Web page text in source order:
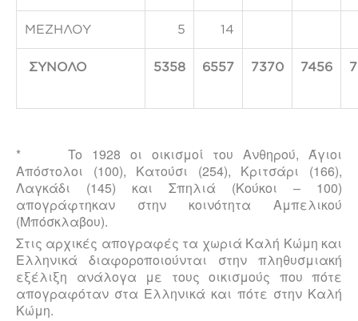
ΜΕΖΗΛΟΥ 5 14
ΣΥΝΟΛΟ 5358 6557 7370 7456
* To 1928 oι οικισμοί του Ανθηρού, Άγιοι
Απόστολοι (100), Κατούσι (254), Κριτσάρι (166),
Λαγκάδι (145) και Σπηλιά (Κούκοι – 100)
απογράφτηκαν στην κοινότητα Αμπελικού
(Μπόσκλαβου).
Στις αρχικές απογραφές τα χωριά Καλή Κώμη και
Ελληνικά διαφοροποιούνται στην πληθυσμιακή
εξέλιξη ανάλογα με τους οικισμούς που πότε
απογραφόταν στα Ελληνικά και πότε στην Καλή
Κώμη.